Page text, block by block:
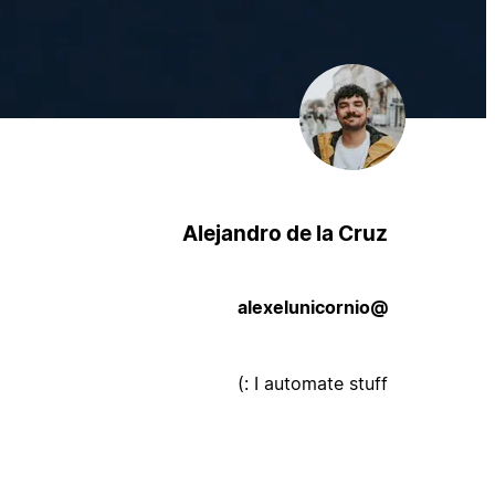
Alejandro de la Cruz
@alexelunicornio
I automate stuff :)